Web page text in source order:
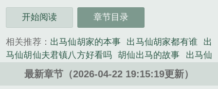
夫君镇八方无弹窗广告，李温梦，科幻未来...
《出马仙胡仙夫君镇八方》是李温梦精心创作的都市
开始阅读 章节目录
相关推荐： 出马仙胡家的本事 出马仙胡家都有谁
出
马仙胡仙夫君镇八方好看吗
胡仙出马的故事
出马仙
胡天风
出马仙胡天凤 出马仙中胡仙家辈分排名
马仙胡清风
出马仙胡天仙
东北出马仙
最新章节（2026-04-22 19:15:19更新）